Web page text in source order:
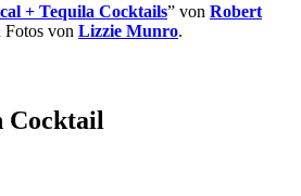
+ Tequila Cocktails” von Robert
Fotos von Lizzie Munro.
Cocktail